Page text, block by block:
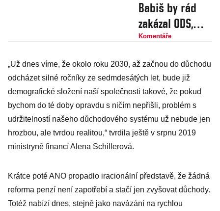
Babiš by rád
zakázal ODS,
v sekernictví
přítele Fica. Co
se v mládí
naučíš…
Komentáře
„Už dnes víme, že okolo roku 2030, až začnou do důchodu
odcházet silné ročníky ze sedmdesátých let, bude již
demografické složení naší společnosti takové, že pokud
bychom do té doby opravdu s ničím nepřišli, problém s
udržitelností našeho důchodového systému už nebude jen
hrozbou, ale tvrdou realitou,“ tvrdila ještě v srpnu 2019
ministryně financí Alena Schillerová.
Krátce poté ANO propadlo iracionální představě, že žádná
reforma penzí není zapotřebí a stačí jen zvyšovat důchody.
Totéž nabízí dnes, stejně jako navázání na rychlou